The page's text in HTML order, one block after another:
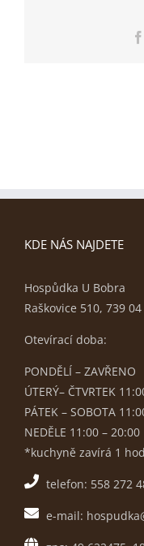
KDE NÁS NAJDETE
Hospůdka U Bobra
Raškovice 510, 739 04
Otevírací doba:
PONDĚLÍ – ZAVŘENO
ÚTERÝ– ČTVRTEK
PÁTEK – SOBOTA
NEDĚLE 11:00 – 20:00
*kuchyně zavírá 1
telefon: 558 272
e-mail: